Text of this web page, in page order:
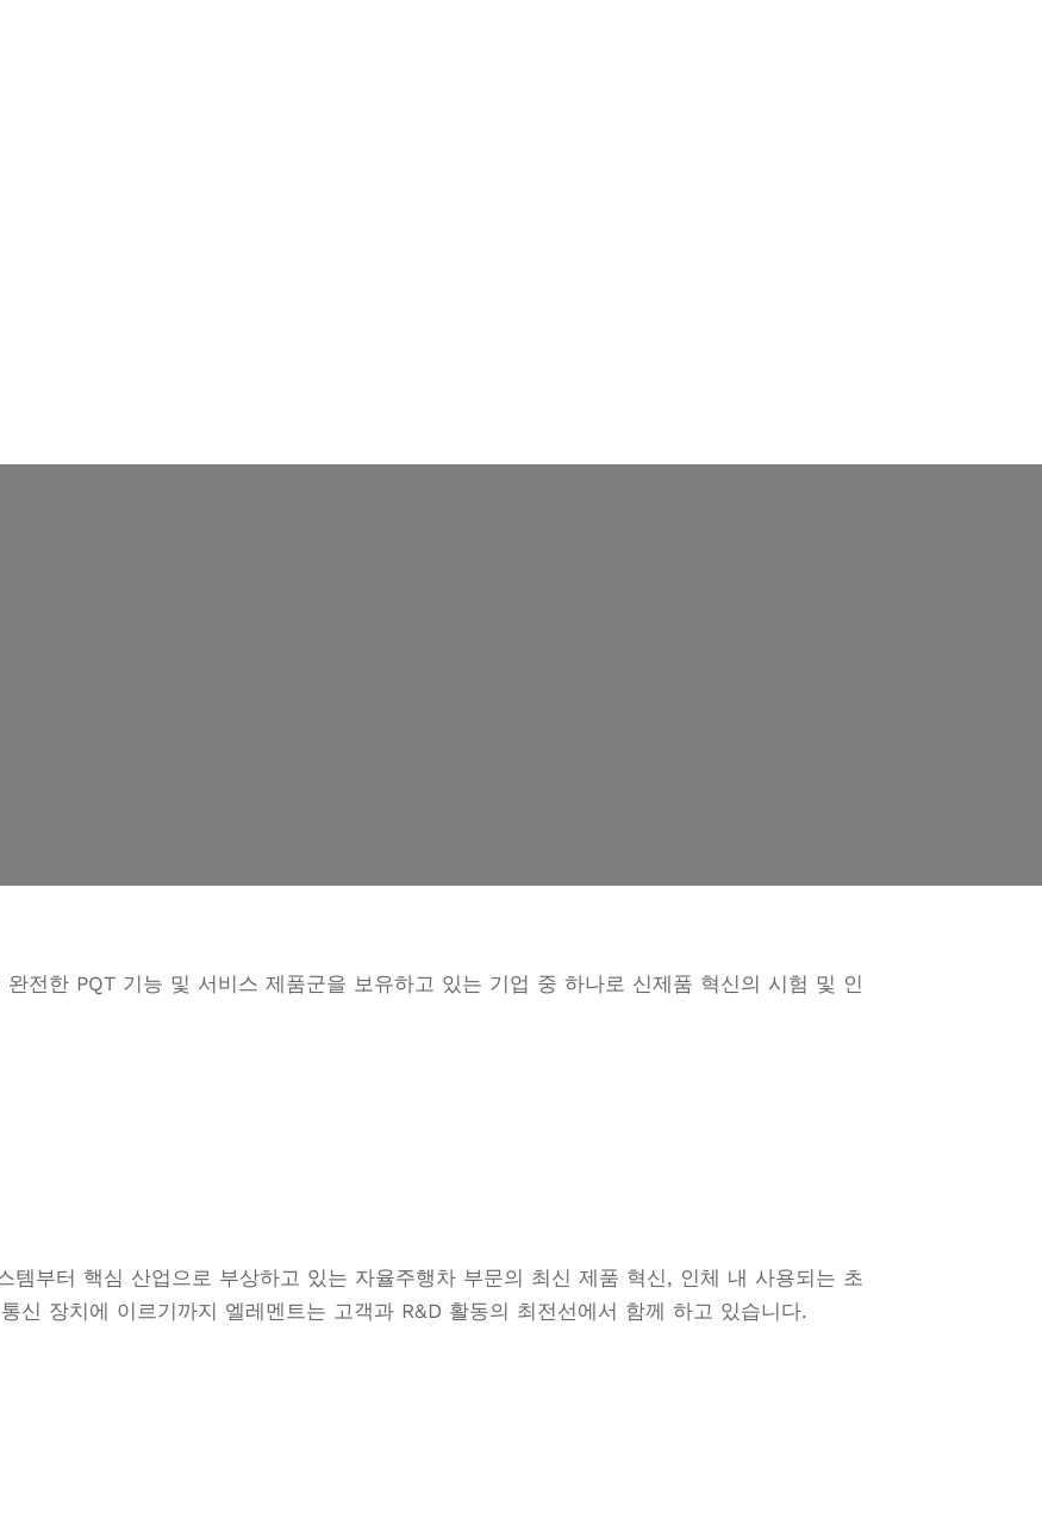
전한 PQT 기능 및 서비스 제품군을 보유하고 있는 기업 중 하나로 신제품 혁신의 시험 및 인
템부터 핵심 산업으로 부상하고 있는 자율주행차 부문의 최신 제품 혁신, 인체 내 사용되는 초
신 장치에 이르기까지 엘레멘트는 고객과 R&D 활동의 최전선에서 함께 하고 있습니다.